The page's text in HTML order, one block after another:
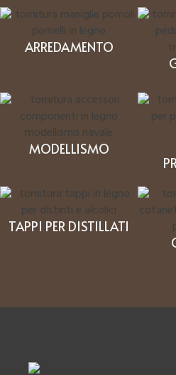
ARREDAMENTO
MODELLISMO
TAPPI PER DISTILLATI